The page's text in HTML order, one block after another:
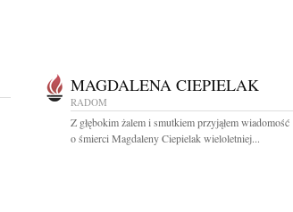
MAGDALENA CIEPIELAK
RADOM
Z głębokim żalem i smutkiem przyjąłem wiadomość
o śmierci Magdaleny Ciepielak wieloletniej...